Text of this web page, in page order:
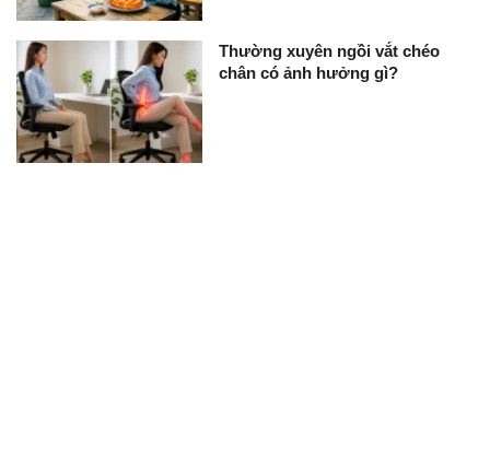
Thường xuyên ngồi vắt chéo
chân có ảnh hưởng gì?